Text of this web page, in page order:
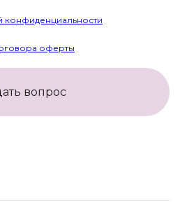
конфиденциальности
оферты
вопрос